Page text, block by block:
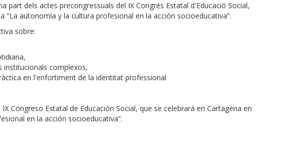
dels actes precongressuals del IX Congrés Estatal d'Educació Social,
autonomía y la cultura profesional en la acción socioeducativa”.
sobre:
institucionals complexos,
en l'enfortiment de la identitat professional
Congreso Estatal de Educación Social, que se celebrará en Cartagena en
en la acción socioeducativa”.